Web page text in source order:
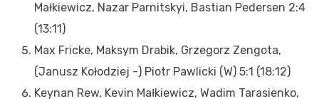
Małkiewicz, Nazar Parnitskyi, Bastian Pedersen 2:4
(13:11)
Max Fricke, Maksym Drabik, Grzegorz Zengota,
(Janusz Kołodziej -) Piotr Pawlicki (W) 5:1 (18:12)
Keynan Rew, Kevin Małkiewicz, Wadim Tarasienko,